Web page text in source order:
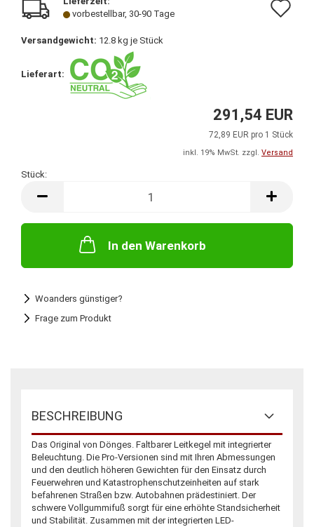
vorbestellbar, 30-90 Tage
Versandgewicht: 12.8 kg je Stück
Lieferart:
291,54 EUR
72,89 EUR pro 1 Stück
inkl. 19% MwSt. zzgl. Versand
Stück:
In den Warenkorb
Woanders günstiger?
Frage zum Produkt
BESCHREIBUNG
Das Original von Dönges. Faltbarer Leitkegel mit integrierter
Beleuchtung. Die Pro-Versionen sind mit Ihren Abmessungen
und den deutlich höheren Gewichten für den Einsatz durch
Feuerwehren und Katastrophenschutzeinheiten auf stark
befahrenen Straßen bzw. Autobahnen prädestiniert. Der
schwere Vollgummifuß sorgt für eine erhöhte Standsicherheit
und Stabilität. Zusammen mit der integrierten LED-